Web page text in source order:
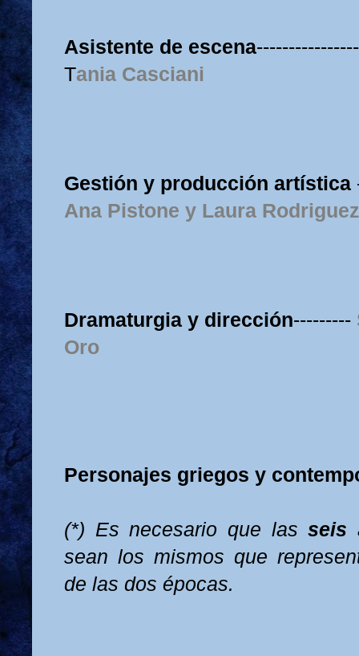
Asistente de escena
Tania Casciani
Gestión y producción artística
Ana Pistone y Laura Rodriguez
Dramaturgia y dirección---------
Oro
Personajes griegos y
(*) Es necesario que lasseis
sean los mismos que
de las dos épocas.